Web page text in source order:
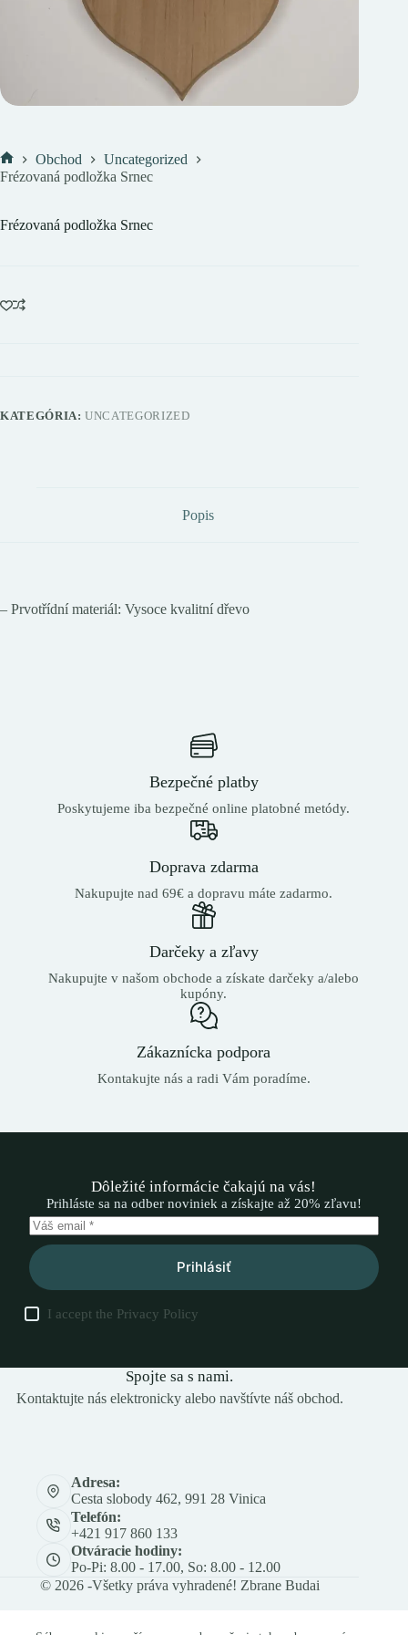
Domov
Obchod
Uncategorized
Frézovaná podložka Srnec
Frézovaná podložka Srnec
KATEGÓRIA:UNCATEGORIZED
Popis
– Prvotřídní materiál: Vysoce kvalitní dřevo
Bezpečné platby
Poskytujeme iba bezpečné online platobné metódy.
Doprava zdarma
Nakupujte nad 69€ a dopravu máte zadarmo.
Darčeky a zľavy
Nakupujte v našom obchode a získate darčeky a/alebo
kupóny.
Zákaznícka podpora
Kontakujte nás a radi Vám poradíme.
Dôležité informácie čakajú na vás!
Prihláste sa na odber noviniek a získajte až 20% zľavu!
Prihlásiť
I accept the Privacy Policy
Spojte sa s nami.
Kontaktujte nás elektronicky alebo navštívte náš obchod.
Adresa:
Cesta slobody 462, 991 28 Vinica
Telefón:
+421 917 860 133
Otváracie hodiny:
Po-Pi: 8.00 - 17.00, So: 8.00 - 12.00
© 2026 -Všetky práva vyhradené! Zbrane Budai